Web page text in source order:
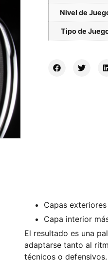
Nivel de
Tipo de
Capas
Capa interior
El resultado es una
adaptarse tanto al
técnicos o defensivos.